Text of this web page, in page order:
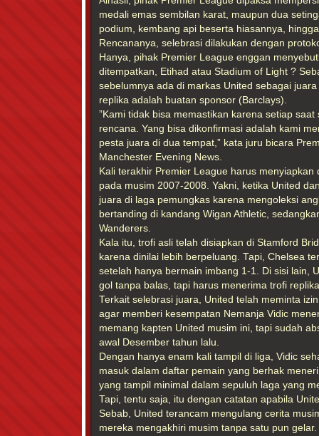
medali emas sembilan karat, maupun dua
podium, kembang api beserta hiasannya,
Rencananya, selebrasi dilakukan dengan
Hanya, pihak Premier League enggan
ditempatkan, Etihad atau Stadium of Light ?
sebelumnya ada di markas United sebagai
replika adalah buatan sponsor (Barclays).
”Kami tidak bisa memastikan karena setiap
rencana. Yang bisa dikonfirmasi adalah kami
pesta juara di dua tempat,” kata juru bicara
Manchester Evening News.
Kali terakhir Premier League harus
pada musim 2007-2008. Yakni, ketika United
juara di laga pemungkas karena mengoleksi
bertanding di kandang Wigan Athletic,
Wanderers.
Kala itu, trofi asli telah disiapkan di Stamford
karena dinilai lebih berpeluang. Tapi, Chelsea
setelah hanya bermain imbang 1-1. Di sisi lain,
gol tanpa balas, tapi harus menerima trofi
Terkait selebrasi juara, United telah meminta
agar memberi kesempatan Nemanja Vidic
memang kapten United musim ini, tapi sudah
awal Desember tahun lalu.
Dengan hanya enam kali tampil di liga, Vidic
masuk dalam daftar pemain yang berhak
yang tampil minimal dalam sepuluh laga yang
Tapi, tentu saja, itu dengan catatan apabila
Sebab, United terancam mengulang cerita
mereka mengakhiri musim tanpa satu pun